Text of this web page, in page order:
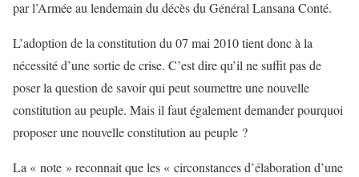
par l’Armée au lendemain du décès du Général Lansana Conté.
L’adoption de la constitution du 07 mai 2010 tient donc à la
nécessité d’une sortie de crise. C’est dire qu’il ne suffit pas de
poser la question de savoir qui peut soumettre une nouvelle
constitution au peuple. Mais il faut également demander pourquoi
proposer une nouvelle constitution au peuple ?
La « note » reconnait que les « circonstances d’élaboration d’une